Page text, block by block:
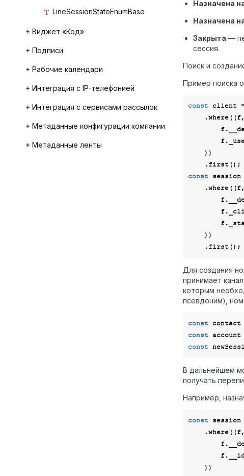
LineSessionStateEnumBase
Виджет «Код»
Подписи
Рабочие календари
Интеграция с IP-телефонией
Интеграция с сервисами рассылок
Метаданные конфигурации компании
Метаданные ленты
Назначена
Назначена
Закрыта —
сессия.
Поиск и
Пример поиска
const client
    .where(
(
const session
    .where(
(
Для создания
принимает
которым
псевдоним),
const contact
const account
const
В дальнейшем
получать
Например,
const session
    .where(
(